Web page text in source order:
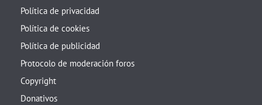
Política de privacidad
Política de cookies
Política de publicidad
Protocolo de moderación foros
Copyright
Donativos